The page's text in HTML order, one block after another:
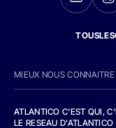
MIEUX NOUS CONNAITRE
ATLANTICO C'EST QUI,
LE RESEAU D'ATLANTICO